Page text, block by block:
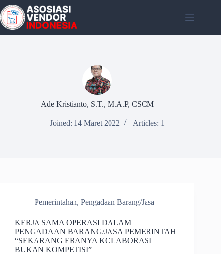
Skip
to
content
Ade Kristianto, S.T., M.A.P, CSCM
Joined: 14 Maret 2022 Articles: 1
Pemerintahan, Pengadaan Barang/Jasa
KERJA SAMA OPERASI DALAM
PENGADAAN BARANG/JASA PEMERINTAH
“SEKARANG ERANYA KOLABORASI
BUKAN KOMPETISI”